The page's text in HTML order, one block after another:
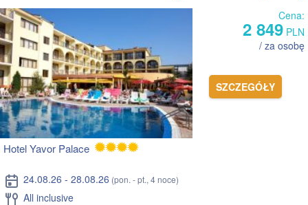
Cena:
2 849 PLN
/ za osobę
SZCZEGÓŁY
Hotel Yavor Palace
24.08.26 - 28.08.26 (pon. - pt., 4 noce)
All inclusive